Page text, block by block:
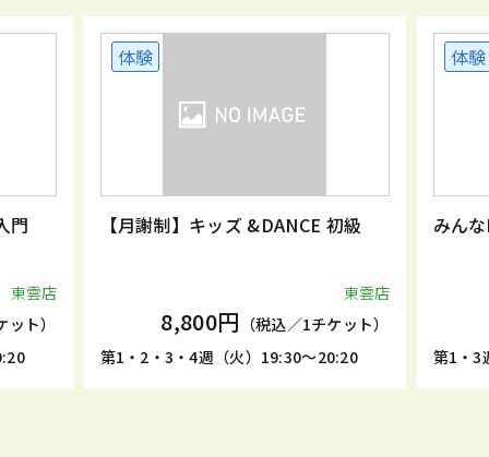
門
東雲店
ト）
体験
【月謝制】キッズ &DANCE 初級
東雲店
8,800円 （税込／1チケット）
第1・2・3・4週（火）19:30～20:20
体験
みん
第1・3